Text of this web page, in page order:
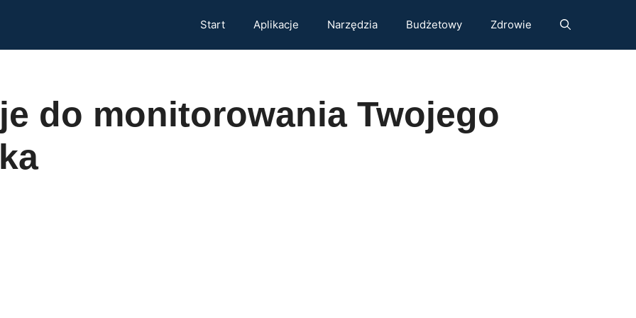
Start Aplikacje Narzędzia Budżetowy Zdrowie
do monitorowania Twojego